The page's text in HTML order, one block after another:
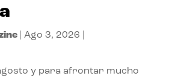
|Ago 3, 2026
y para afrontar mucho